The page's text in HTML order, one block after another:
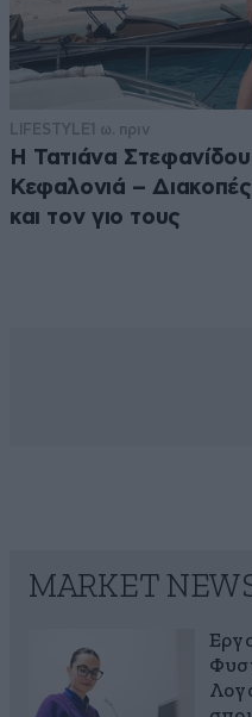
LIFESTYLE1 ω. πριν
Η Τατιάνα Στεφανίδου
Κεφαλονιά –
και τον γιο τους
MARKET